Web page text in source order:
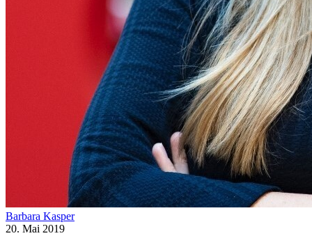
Barbara Kasper
20. Mai 2019